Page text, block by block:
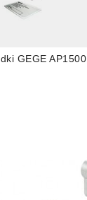
4,0
GEGE AP1500